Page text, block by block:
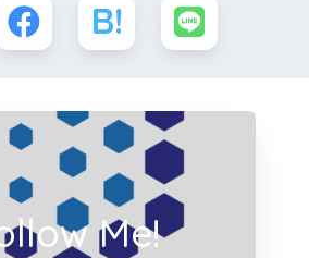
Me!